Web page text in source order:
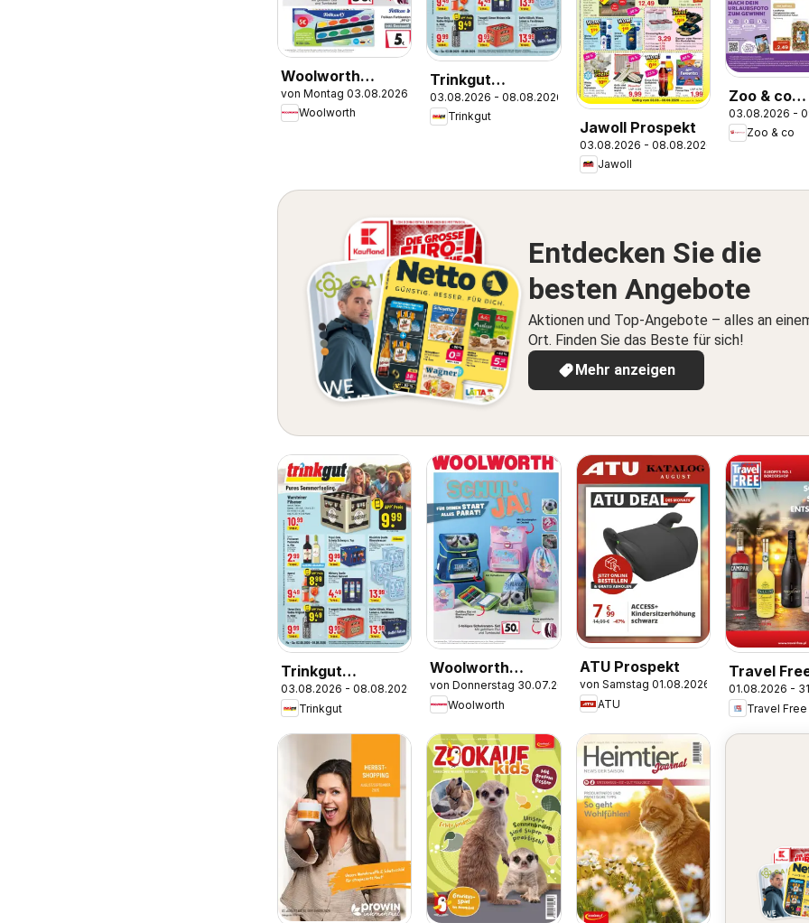
Woolworth
Prospekt zum
Schulstart
von Montag 03.08.2026
Woolworth
Trinkgut
Prospekt
03.08.2026 - 08.08.2026
Trinkgut
Jawoll Prospekt
03.08.2026 - 08.08.2026
Jawoll
Zoo & co
Prospekt
03.08.2026 -
Zoo & co
Entdecken Sie die
besten Angebote
Aktionen und Top-Angebote – alles an
Ort. Finden Sie das Beste für sich!
Mehr anzeigen
Trinkgut
Prospekt
03.08.2026 - 08.08.2026
Trinkgut
Woolworth
Prospekt
von Donnerstag 30.07.2026
Woolworth
ATU Prospekt
von Samstag 01.08.2026
ATU
Travel
Angebote
01.08.2026 -
Travel Free